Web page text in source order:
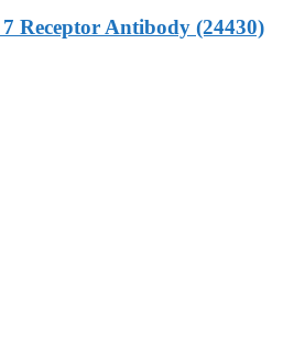
Receptor Antibody (24430)